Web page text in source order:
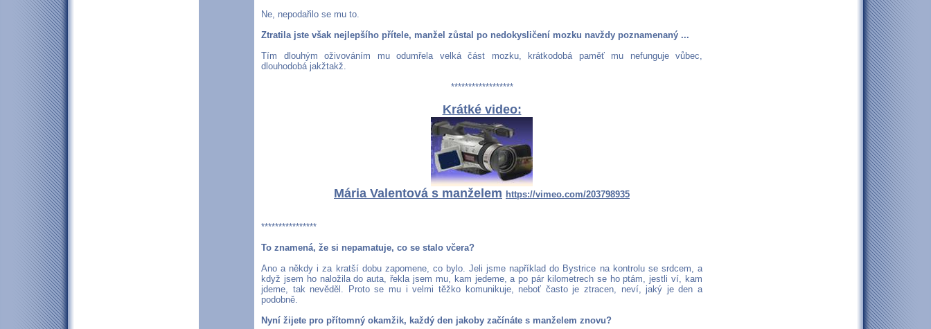
Ne, nepodařilo se mu to.
Ztratila jste však nejlepšího přítele, manžel zůstal po nedokysličení mozku navždy poznamenaný ...
Tím dlouhým oživováním mu odumřela velká část mozku, krátkodobá paměť mu nefunguje vůbec,
dlouhodobá jakžtakž.
******************
Krátké video:
Mária Valentová s manželem https://vimeo.com/203798935
****************
To znamená, že si nepamatuje, co se stalo včera?
Ano a někdy i za kratší dobu zapomene, co bylo. Jeli jsme například do Bystrice na kontrolu se srdcem, a
když jsem ho naložila do auta, řekla jsem mu, kam jedeme, a po pár kilometrech se ho ptám, jestli ví, kam
jdeme, tak nevěděl. Proto se mu i velmi těžko komunikuje, neboť často je ztracen, neví, jaký je den a
podobně.
Nyní žijete pro přítomný okamžik, každý den jakoby začínáte s manželem znovu?